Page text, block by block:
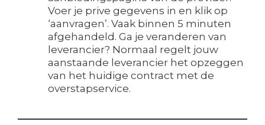
Voer je prive gegevens in en klik op
‘aanvragen’. Vaak binnen 5 minuten
afgehandeld. Ga je veranderen van
leverancier? Normaal regelt jouw
aanstaande leverancier het opzeggen
van het huidige contract met de
overstapservice.